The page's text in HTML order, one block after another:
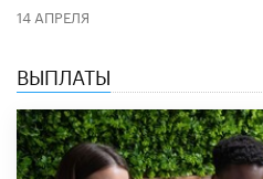
14 АПРЕЛЯ
ВЫПЛАТЫ